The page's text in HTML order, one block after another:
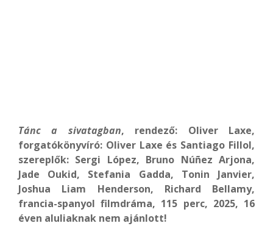
Tánc a sivatagban, rendező: Oliver Laxe,
forgatókönyvíró: Oliver Laxe és Santiago Fillol,
szereplők: Sergi López, Bruno Núñez Arjona,
Jade Oukid, Stefania Gadda, Tonin Janvier,
Joshua Liam Henderson, Richard Bellamy,
francia-spanyol filmdráma, 115 perc, 2025, 16
éven aluliaknak nem ajánlott!